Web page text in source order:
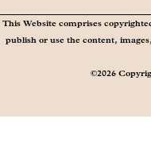
This Website comprises
publish or use the content,
©2026